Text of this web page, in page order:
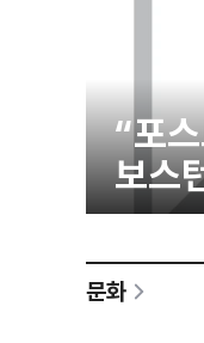
“포
보스
예고
문화